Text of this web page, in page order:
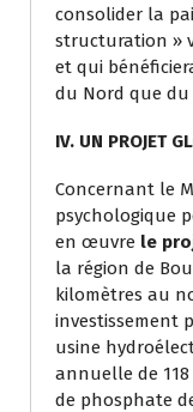
consolider la
structuration »
et qui
du Nord que du
IV. UN PROJET
Concernant le
psychologique
en œuvre le
la région de
kilomètres au
investissement
usine
annuelle de 118
de phosphate